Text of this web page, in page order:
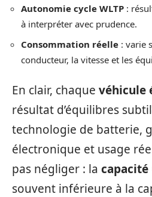
Autonomie cycle WLTP :
à interpréter avec prudence.
Consommation réelle : varie
conducteur, la vitesse et les
En clair, chaque véhicule
résultat d’équilibres
technologie de batterie,
électronique et usage
pas négliger : la
souvent inférieure à la